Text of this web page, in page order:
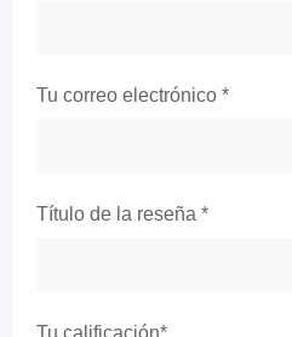
Tu correo electrónico *
Título de la reseña *